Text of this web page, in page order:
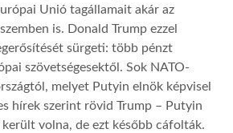
Unió tagállamait akár az
is. Donald Trump ezzel
sürgeti: több pénzt
szövetségesektől. Sok NATO-
melyet Putyin elnök képvisel
hírek szerint rövid Trump – Putyin
került volna, de ezt később cáfolták.